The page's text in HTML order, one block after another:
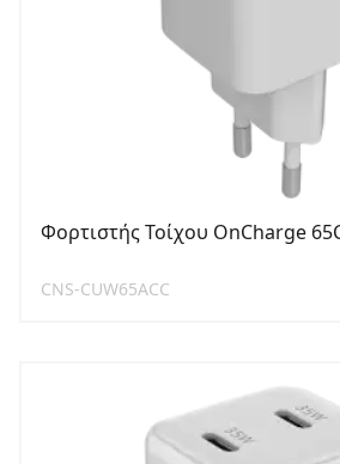
Φορτιστής Τοίχου OnCharge
CNS-CUW65ACC